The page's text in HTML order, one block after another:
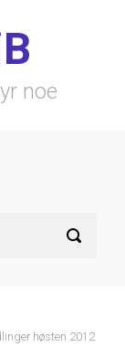
noe
høsten 2012